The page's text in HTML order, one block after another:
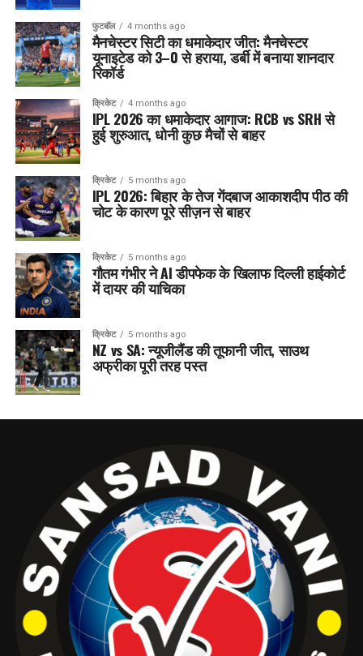
फुटबॉल 4 months ago
मैनचेस्टर सिटी का धमाकेदार जीत: मैनचेस्टर
यूनाइटेड को 3–0 से हराया, डर्बी में बनाया शानदार
रिकॉर्ड
क्रिकेट 4 months ago
IPL 2026 का धमाकेदार आगाज: RCB vs SRH से
हुई शुरुआत, धोनी कुछ मैचों से बाहर
क्रिकेट 5 months ago
IPL 2026: बिहार के तेज गेंदबाज आकाशदीप पीठ की
चोट के कारण पूरे सीज़न से बाहर
क्रिकेट 5 months ago
गौतम गंभीर ने AI डीपफेक के खिलाफ दिल्ली हाईकोर्ट
में दायर की याचिका
क्रिकेट 5 months ago
NZ vs SA: न्यूजीलैंड की तूफानी जीत, साउथ
अफ्रीका पूरी तरह पस्त